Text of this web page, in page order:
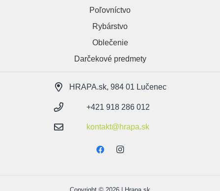
Poľovníctvo
Rybárstvo
Oblečenie
Darčekové predmety
HRAPA.sk, 984 01 Lučenec
+421 918 286 012
kontakt@hrapa.sk